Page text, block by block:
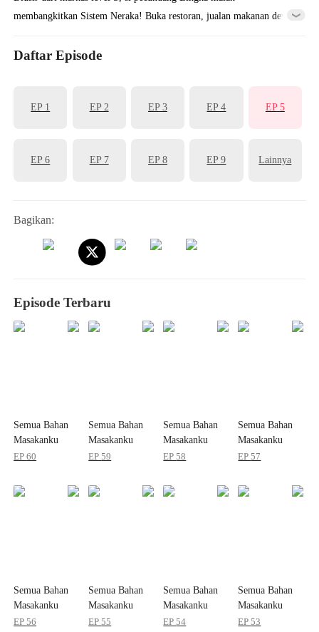
membangkitkan Sistem Neraka! Buka restoran, jualan makanan dewa,
jadi Kaisar Neraka. Kepala Sapi, Wajah Kuda, Hekal dan Bais,
Daftar Episode
EP 1 EP 2 EP 3 EP 4 EP 5
EP 6 EP 7 EP 8 EP 9 Lainnya
Bagikan:
Episode Terbaru
Semua Bahan
Masakanku
Adalah Monster
EP60
Semua Bahan
Masakanku
Adalah Monster
EP59
Semua Bahan
Masakanku
Adalah Monster
EP58
Semua Bahan
Masakanku
Adalah Monster
EP57
Semua Bahan
Masakanku
Adalah Monster
EP56
Semua Bahan
Masakanku
Adalah Monster
EP55
Semua Bahan
Masakanku
Adalah Monster
EP54
Semua Bahan
Masakanku
Adalah Monster
EP53